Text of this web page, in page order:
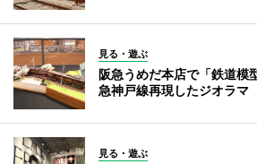
見る・遊ぶ
阪急うめだ本店で「鉄道
急神戸線再現したジオラマ
見る・遊ぶ